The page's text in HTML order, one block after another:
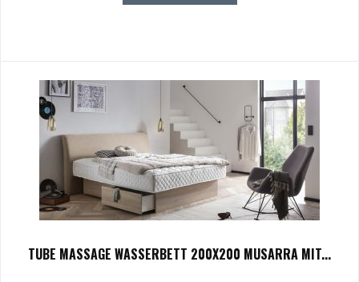
TUBE MASSAGE WASSERBETT 200X200 MUSARRA MIT...